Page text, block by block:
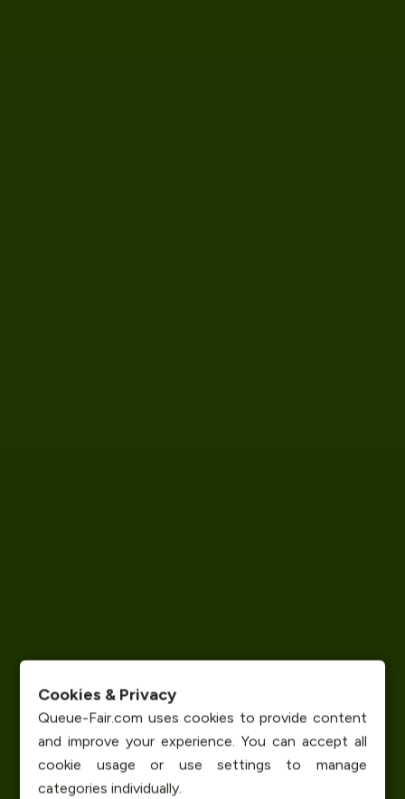
Cookies & Privacy
Queue-Fair.com uses cookies to provide content
and improve your experience. You can accept all
cookie usage or use settings to manage
categories individually.